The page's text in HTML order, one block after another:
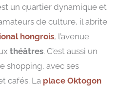
un quartier dynamique et
de culture, il abrite
hongrois, l’avenue
théâtres. C’est aussi un
shopping, avec ses
cafés. La place Oktogon